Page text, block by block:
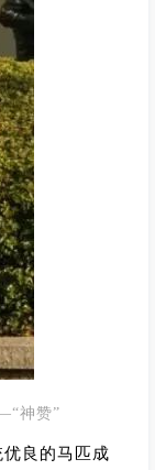
神赞”
良的马匹成